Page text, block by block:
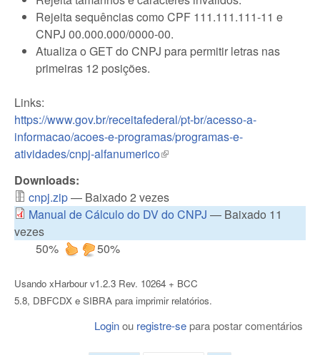
Rejeita sequências como CPF 111.111.111-11 e
CNPJ 00.000.000/0000-00.
Atualiza o GET do CNPJ para permitir letras nas
primeiras 12 posições.
Links:
https://www.gov.br/receitafederal/pt-br/acesso-a-
informacao/acoes-e-programas/programas-e-
atividades/cnpj-alfanumerico(link is external)
Downloads:
cnpj.zip— Baixado 2 vezes
Manual de Cálculo do DV do CNPJ — Baixado 11
vezes
50%
50%
Usando xHarbour v1.2.3 Rev. 10264 + BCC
5.8, DBFCDX e SIBRA para imprimir relatórios.
Loginou registre-separa postar comentários